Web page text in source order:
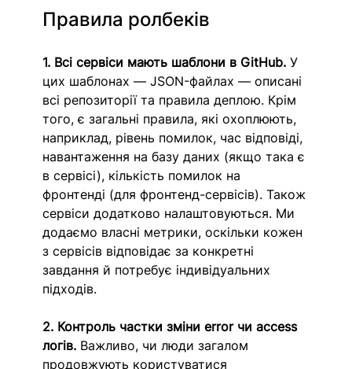
Правила ролбеків
1. Всі сервіси мають шаблони в GitHub. У
цих шаблонах — JSON-файлах — описані
всі репозиторії та правила деплою. Крім
того, є загальні правила, які охоплюють,
наприклад, рівень помилок, час відповіді,
навантаження на базу даних (якщо така є
в сервісі), кількість помилок на
фронтенді (для фронтенд-сервісів). Також
сервіси додатково налаштовуються. Ми
додаємо власні метрики, оскільки кожен
з сервісів відповідає за конкретні
завдання й потребує індивідуальних
підходів.
2. Контроль частки зміни error чи access
логів. Важливо, чи люди загалом
продовжують користуватися